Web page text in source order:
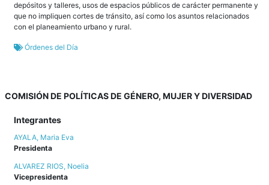
depósitos y talleres, usos de espacios públicos de carácter permanente y
que no impliquen cortes de tránsito, así como los asuntos relacionados
con el planeamiento urbano y rural.
Órdenes del Día
COMISIÓN DE POLÍTICAS DE GÉNERO, MUJER Y DIVERSIDAD
Integrantes
AYALA, Maria Eva
Presidenta
ALVAREZ RIOS, Noelia
Vicepresidenta